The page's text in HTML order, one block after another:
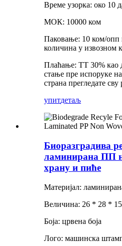
Време узорка: око 10
МОК: 10000 ком
Паковање: 10 ком/опп
количина у извозном
Плаћање: ТТ 30% као
стање пре испоруке
страна прегледате
упитдетаљ
Биоразградива
ламинирана ПП
храну и пиће
Материјал:
Величина: 26 * 28 *
Боја: црвена боја
Лого: машинска